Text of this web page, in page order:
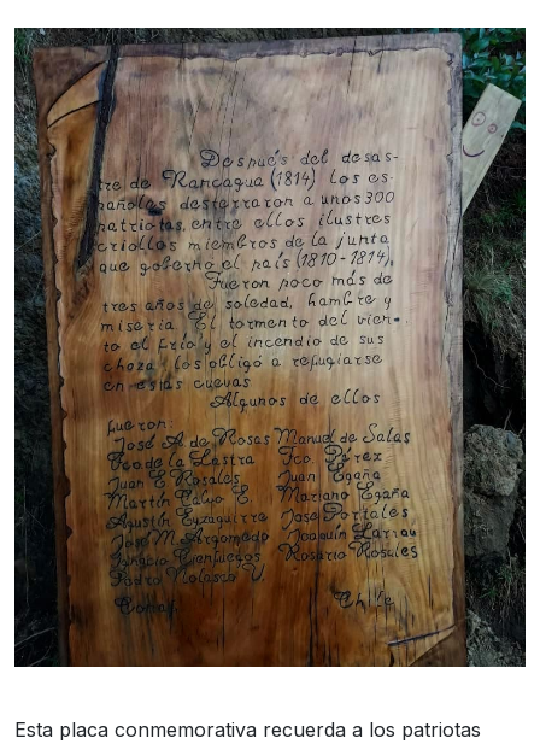
Esta placa conmemorativa recuerda a los patriotas